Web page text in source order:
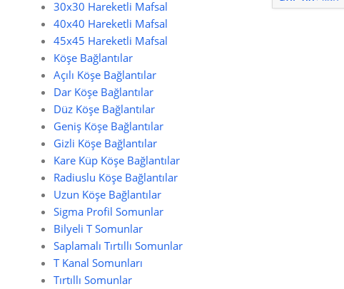
30x30 Hareketli Mafsal
40x40 Hareketli Mafsal
45x45 Hareketli Mafsal
Köşe Bağlantılar
Açılı Köşe Bağlantılar
Dar Köşe Bağlantılar
Düz Köşe Bağlantılar
Geniş Köşe Bağlantılar
Gizli Köşe Bağlantılar
Kare Küp Köşe Bağlantılar
Radiuslu Köşe Bağlantılar
Uzun Köşe Bağlantılar
Sigma Profil Somunlar
Bilyeli T Somunlar
Saplamalı Tırtıllı Somunlar
T Kanal Somunları
Tırtıllı Somunlar